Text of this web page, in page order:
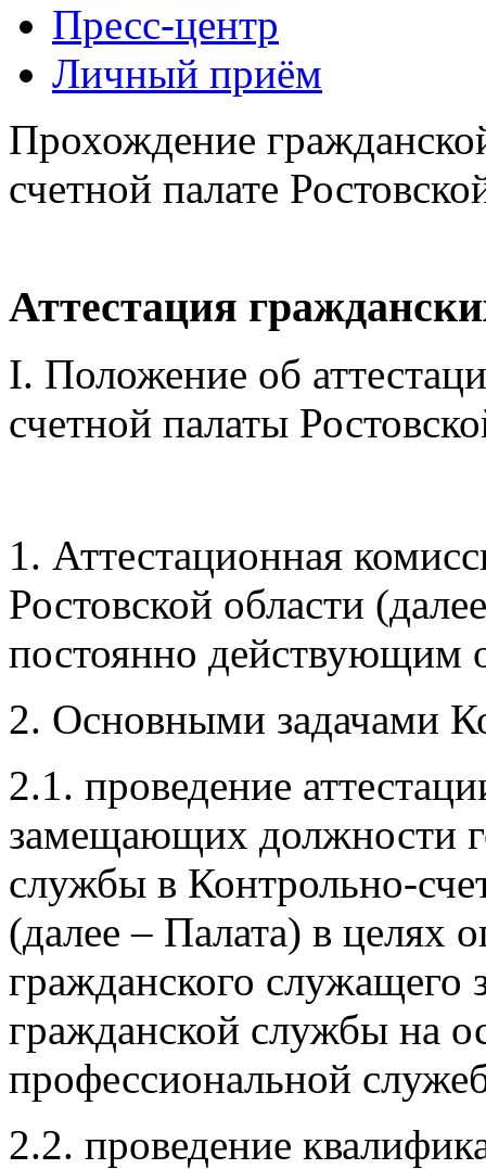
Пресс-центр
Личный приём
Прохождение
счетной палате
Аттестация
I. Положение об
счетной палаты
1. Аттестационная
Ростовской области
постоянно действующим
2. Основными задачами
2.1. проведение
замещающих должности
службы в Контрольно-
(далее – Палата) в целях
гражданского
гражданской службы на
профессиональной
2.2. проведение